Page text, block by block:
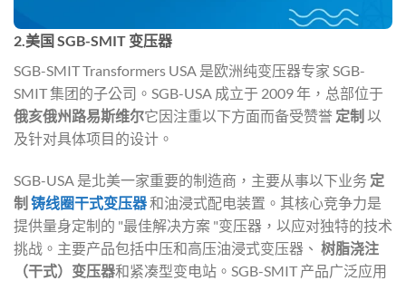
2.美国 SGB-SMIT 变压器
SGB-SMIT Transformers USA 是欧洲纯变压器专家 SGB-
SMIT 集团的子公司。SGB-USA 成立于 2009 年，总部位于
俄亥俄州路易斯维尔它因注重以下方面而备受赞誉 定制 以
及针对具体项目的设计。
SGB-USA 是北美一家重要的制造商，主要从事以下业务 定
制 铸线圈干式变压器和油浸式配电装置。其核心竞争力是
提供量身定制的 "最佳解决方案 "变压器，以应对独特的技术
挑战。主要产品包括中压和高压油浸式变压器、 树脂浇注
（干式）变压器和紧凑型变电站。SGB-SMIT 产品广泛应用